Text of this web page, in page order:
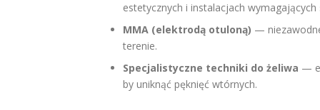
estetycznych i instalacjach wymagających
MMA (elektrodą otuloną) —
terenie.
Specjalistyczne techniki do żeliwa —
by uniknąć pęknięć wtórnych.